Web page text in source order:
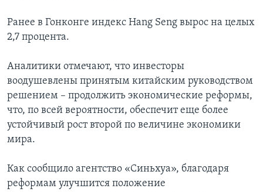
Ранее в Гонконге индекс Hang Seng вырос на целых
2,7 процента.
Аналитики отмечают, что инвесторы
воодушевлены принятым китайским руководством
решением – продолжить экономические реформы,
что, по всей вероятности, обеспечит еще более
устойчивый рост второй по величине экономики
мира.
Как сообщило агентство «Синьхуа», благодаря
реформам улучшится положение